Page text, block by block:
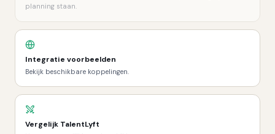
planning staan.
Integratie voorbeelden
Bekijk beschikbare koppelingen.
Vergelijk TalentLyft